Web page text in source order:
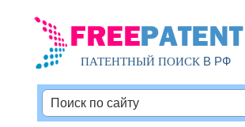
ПАТЕНТНЫЙ ПОИСКВ РФ